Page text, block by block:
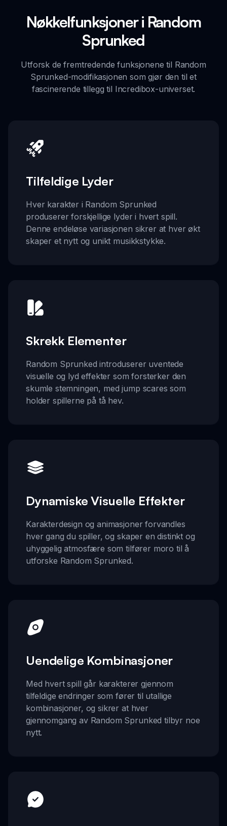
Nøkkelfunksjoner i Random
Sprunked
Utforsk de fremtredende funksjonene til Random
Sprunked-modifikasjonen som gjør den til et
fascinerende tillegg til Incredibox-universet.
Tilfeldige Lyder
Hver karakter i Random Sprunked
produserer forskjellige lyder i hvert spill.
Denne endeløse variasjonen sikrer at hver økt
skaper et nytt og unikt musikkstykke.
Skrekk Elementer
Random Sprunked introduserer uventede
visuelle og lyd effekter som forsterker den
skumle stemningen, med jump scares som
holder spillerne på tå hev.
Dynamiske Visuelle Effekter
Karakterdesign og animasjoner forvandles
hver gang du spiller, og skaper en distinkt og
uhyggelig atmosfære som tilfører moro til å
utforske Random Sprunked.
Uendelige Kombinasjoner
Med hvert spill går karakterer gjennom
tilfeldige endringer som fører til utallige
kombinasjoner, og sikrer at hver
gjennomgang av Random Sprunked tilbyr noe
nytt.